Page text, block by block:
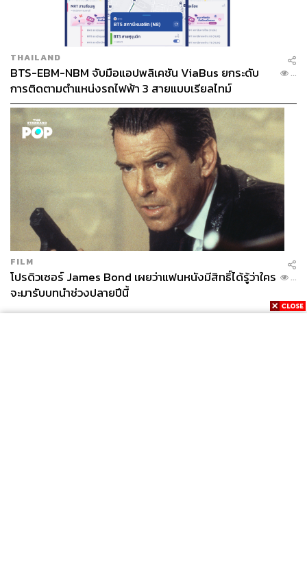
ชาวเกาหลีเหนืออยู่แล้ว
ที่พูดมาตรงนี้ก็เพื่อจะบอกว่า การแก้ไขปัญหาความ
ตึงเครียดในคาบสมุทรเกาหลีมีความละเอียดอ่อนและอาจส่ง
ผลกระทบในวงกว้างมากกว่าที่คิด และคงยังไม่มีคำตอบ
แน่นอนให้กับการแก้ไขปัญหานี้
เพราะแม้แต่จุดประสงค์ในการมีขีปนาวุธและโครงการ
นิวเคลียร์ของเกาหลีเหนือ… ก็ยังยากแท้หยั่งถึง
TAGS: Beyond Boundaries ปองขวัญ สวัสดิภักดิ์
76
ABOUT THE AUTHOR
THAILAND
BTS-EBM-NBM จับมือแอปพลิเคชัน ViaBus ยกระดับ
การติดตามตำแหน่งรถไฟฟ้า 3 สายแบบเรียลไทม์
...
FILM
โปรดิวเซอร์ James Bond เผยว่าแฟนหนังมีสิทธิ์ได้รู้ว่าใคร
จะมารับบทนำช่วงปลายปีนี้
...